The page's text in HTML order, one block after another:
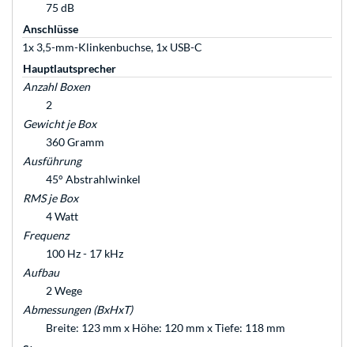
75 dB
Anschlüsse
1x 3,5-mm-Klinkenbuchse, 1x USB-C
Hauptlautsprecher
Anzahl Boxen
2
Gewicht je Box
360 Gramm
Ausführung
45° Abstrahlwinkel
RMS je Box
4 Watt
Frequenz
100 Hz - 17 kHz
Aufbau
2 Wege
Abmessungen (BxHxT)
Breite: 123 mm x Höhe: 120 mm x Tiefe: 118 mm